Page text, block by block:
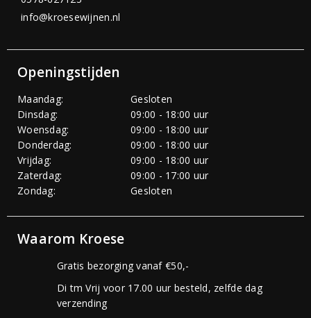
info@kroesewijnen.nl
Openingstijden
Maandag:
Gesloten
Dinsdag:
09:00 - 18:00 uur
Woensdag:
09:00 - 18:00 uur
Donderdag:
09:00 - 18:00 uur
Vrijdag:
09:00 - 18:00 uur
Zaterdag:
09:00 - 17:00 uur
Zondag:
Gesloten
Waarom Kroese
Gratis bezorging vanaf €50,-
Di tm Vrij voor 17.00 uur besteld, zelfde dag
verzending